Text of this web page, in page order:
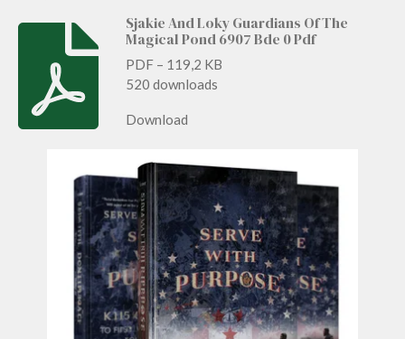
Sjakie And Loky Guardians Of The
Magical Pond 6907 Bde 0 Pdf
PDF – 119,2 KB
520 downloads
Download